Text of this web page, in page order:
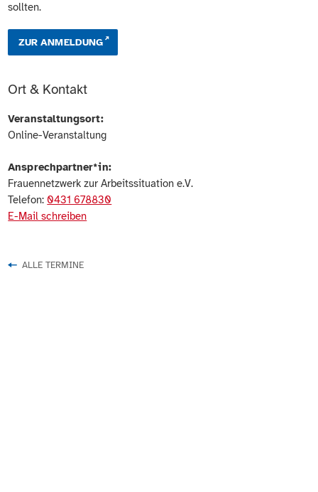
sollten.
ZUR ANMELDUNG
Ort & Kontakt
Veranstaltungsort:
Online-Veranstaltung
Ansprechpartner*in:
Frauennetzwerk zur Arbeitssituation e.V.
Telefon: 0431 678830
E-Mail schreiben
ALLE TERMINE